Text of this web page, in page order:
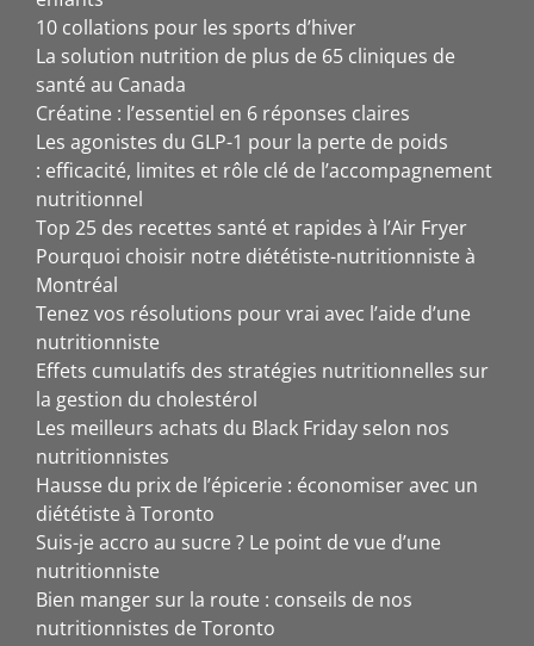
10 collations pour les sports d’hiver
La solution nutrition de plus de 65 cliniques de
santé au Canada
Créatine : l’essentiel en 6 réponses claires
Les agonistes du GLP-1 pour la perte de poids
: efficacité, limites et rôle clé de l’accompagnement
nutritionnel
Top 25 des recettes santé et rapides à l’Air Fryer
Pourquoi choisir notre diététiste-nutritionniste à
Montréal
Tenez vos résolutions pour vrai avec l’aide d’une
nutritionniste
Effets cumulatifs des stratégies nutritionnelles sur
la gestion du cholestérol
Les meilleurs achats du Black Friday selon nos
nutritionnistes
Hausse du prix de l’épicerie : économiser avec un
diététiste à Toronto
Suis-je accro au sucre ? Le point de vue d’une
nutritionniste
Bien manger sur la route : conseils de nos
nutritionnistes de Toronto